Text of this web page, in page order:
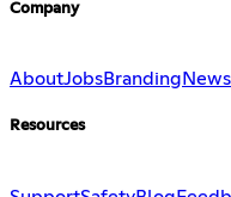
Company
AboutJobsBranding
Resources